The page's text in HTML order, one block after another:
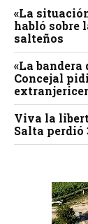
«La
habló sobre
salteños
«La
Concejal
Viva la
Salta perdió